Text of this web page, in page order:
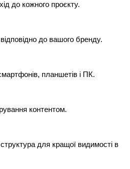
до кожного проєкту.
до вашого бренду.
планшетів і ПК.
контентом.
для кращої видимості в